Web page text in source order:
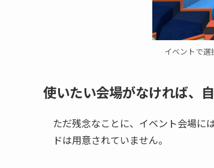
イベントで選
使いたい会場がなければ、
ただ残念なことに、イベント会場に
ドは用意されていません。